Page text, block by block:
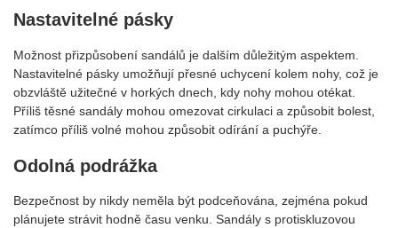
Nastavitelné pásky
Možnost přizpůsobení sandálů je dalším důležitým aspektem.
Nastavitelné pásky umožňují přesné uchycení kolem nohy, což je
obzvláště užitečné v horkých dnech, kdy nohy mohou otékat.
Příliš těsné sandály mohou omezovat cirkulaci a způsobit bolest,
zatímco příliš volné mohou způsobit odírání a puchýře.
Odolná podrážka
Bezpečnost by nikdy neměla být podceňována, zejména pokud
plánujete strávit hodně času venku. Sandály s protiskluzovou